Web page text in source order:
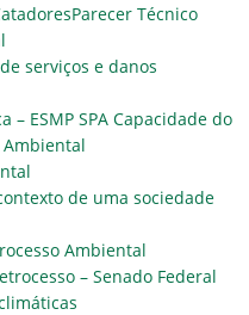
Parecer Técnico
serviços e danos
– ESMP SPA Capacidade do
Ambiental
de uma sociedade
Ambiental
– Senado Federal